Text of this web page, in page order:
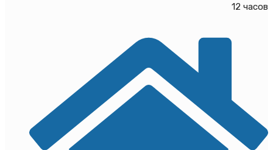
12 часов